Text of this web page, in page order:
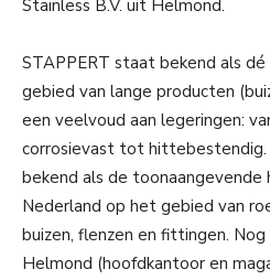
Stainless B.V. uit Helmond.
STAPPERT staat bekend als
gebied van lange producten
een veelvoud aan legeringen:
corrosievast tot hittebestendig.
bekend als de toonaangevende
Nederland op het gebied van
buizen, flenzen en fittingen.
Helmond (hoofdkantoor en